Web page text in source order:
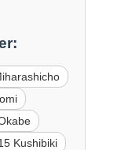
Kushibiki